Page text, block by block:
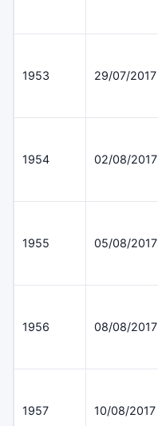
1953 29/07/2017
1954 02/08/2017
1955 05/08/2017
1956 08/08/2017
1957 10/08/2017